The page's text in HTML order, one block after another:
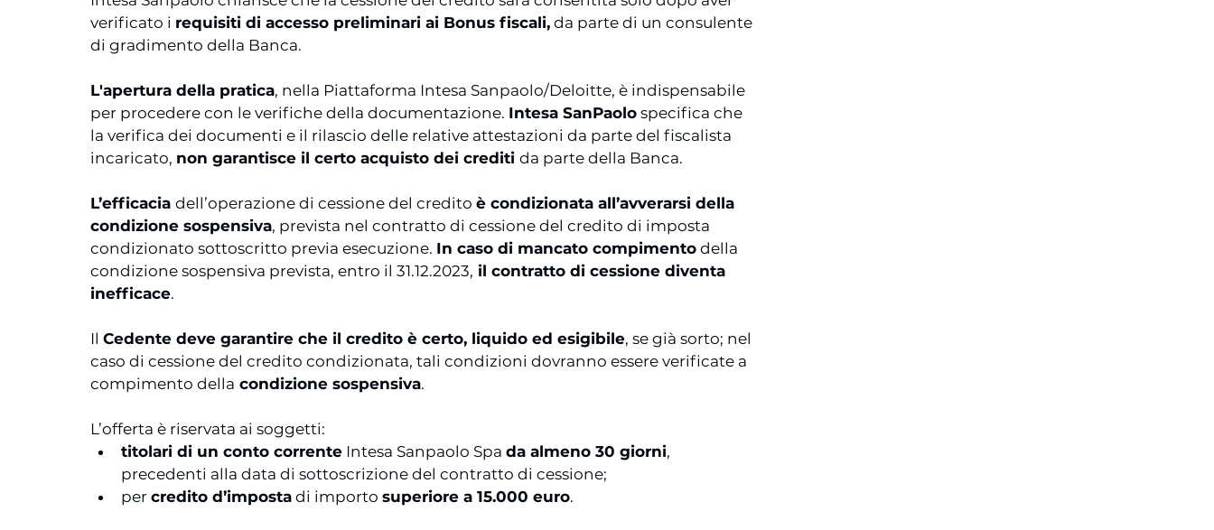
verificato i requisiti di accesso preliminari ai Bonus fiscali, da parte di un consulente
di gradimento della Banca.
L'apertura della pratica, nella Piattaforma Intesa Sanpaolo/Deloitte, è indispensabile
per procedere con le verifiche della documentazione. Intesa SanPaolo specifica che
la verifica dei documenti e il rilascio delle relative attestazioni da parte del fiscalista
incaricato, non garantisce il certo acquisto dei crediti da parte della Banca.
L’efficacia dell’operazione di cessione del credito è condizionata all’avverarsi della
condizione sospensiva, prevista nel contratto di cessione del credito di imposta
condizionato sottoscritto previa esecuzione. In caso di mancato compimento della
condizione sospensiva prevista, entro il 31.12.2023, il contratto di cessione diventa
inefficace.
Il Cedente deve garantire che il credito è certo, liquido ed esigibile, se già sorto; nel
caso di cessione del credito condizionata, tali condizioni dovranno essere verificate a
compimento della condizione sospensiva.
L’offerta è riservata ai soggetti:
titolari di un conto corrente Intesa Sanpaolo Spa da almeno 30 giorni,
precedenti alla data di sottoscrizione del contratto di cessione;
per credito d’imposta di importo superiore a 15.000 euro.